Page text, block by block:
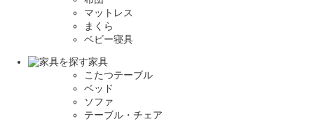
マットレス
まくら
ベビー寝具
家具
こたつテーブル
ベッド
ソファ
テーブル・チェア